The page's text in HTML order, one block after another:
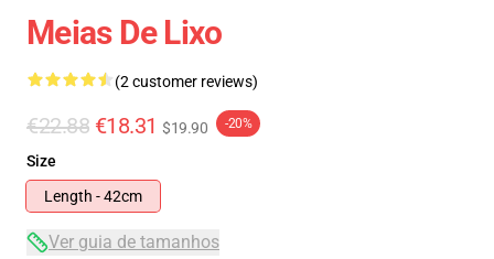
Meias De Lixo
(2 customer reviews)
€22.88 €18.31 $19.90 -20%
Size
Length - 42cm
Ver guia de tamanhos